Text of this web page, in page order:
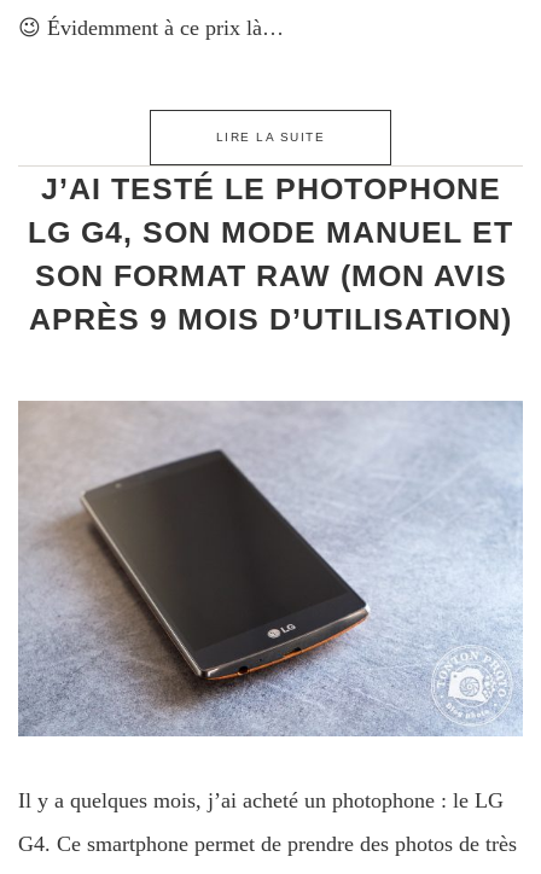
😉 Évidemment à ce prix là…
LIRE LA SUITE
J’AI TESTÉ LE PHOTOPHONE
LG G4, SON MODE MANUEL ET
SON FORMAT RAW (MON AVIS
APRÈS 9 MOIS D’UTILISATION)
Il y a quelques mois, j’ai acheté un photophone : le LG
G4. Ce smartphone permet de prendre des photos de très